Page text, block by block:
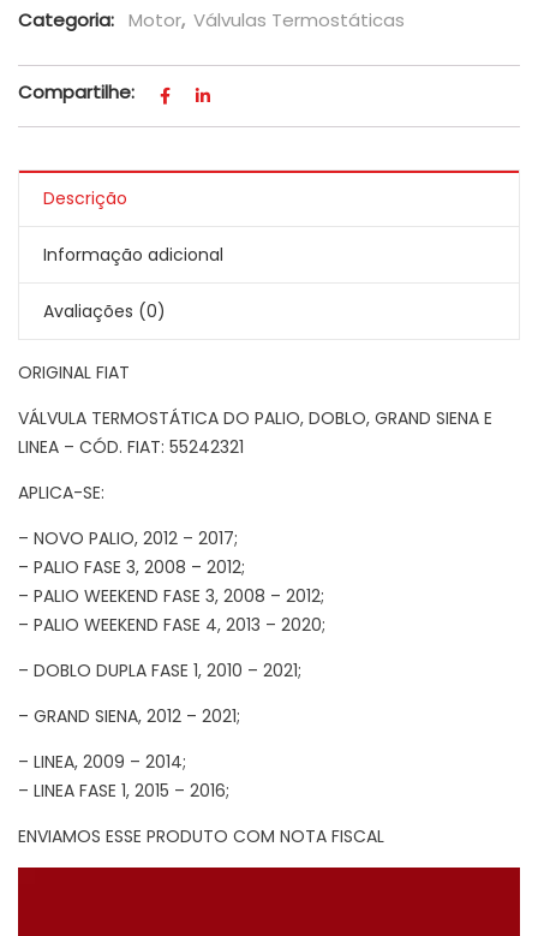
Categoria: Motor, Válvulas Termostáticas
Compartilhe:
Descrição
Informação adicional
Avaliações (0)
ORIGINAL FIAT
VÁLVULA TERMOSTÁTICA DO PALIO, DOBLO, GRAND SIENA E
LINEA – CÓD. FIAT: 55242321
APLICA-SE:
– NOVO PALIO, 2012 – 2017;
– PALIO FASE 3, 2008 – 2012;
– PALIO WEEKEND FASE 3, 2008 – 2012;
– PALIO WEEKEND FASE 4, 2013 – 2020;
– DOBLO DUPLA FASE 1, 2010 – 2021;
– GRAND SIENA, 2012 – 2021;
– LINEA, 2009 – 2014;
– LINEA FASE 1, 2015 – 2016;
ENVIAMOS ESSE PRODUTO COM NOTA FISCAL